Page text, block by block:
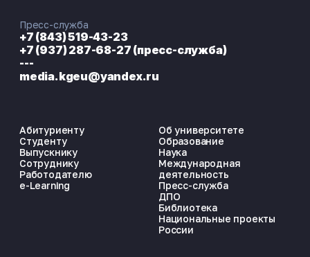
Абитуриенту
Студенту
Выпускнику
Сотруднику
Работодателю
e-Learning
Об университете
Образование
Наука
Международная
деятельность
Пресс-служба
ДПО
Библиотека
Национальные проекты
России
Пресс-служба
+7 (843) 519-43-23
+7 (937) 287-68-27 (пресс-служба)
---
media.kgeu@yandex.ru